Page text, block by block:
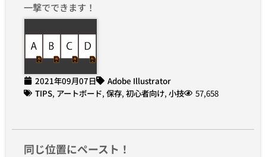
一撃でできます！
2021年09月07日
Adobe Illustrator
TIPS, アートボード, 保存, 初心者向け, 小技 57,658
同じ位置にペースト！